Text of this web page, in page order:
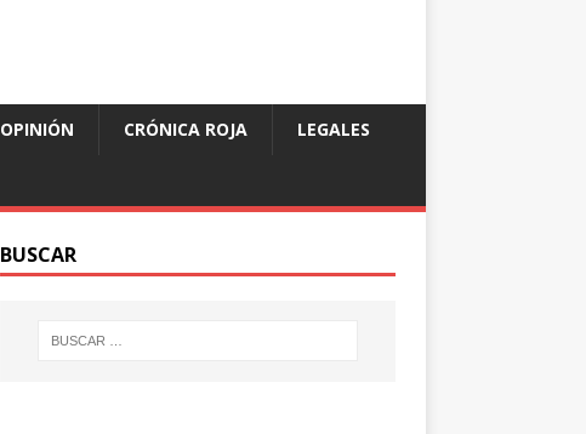
OPINIÓN CRÓNICA ROJA LEGALES
BUSCAR